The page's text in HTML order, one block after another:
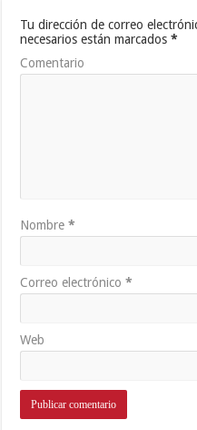
Tu dirección de correo
necesarios están marcados*
Comentario
Nombre*
Correo electrónico*
Web